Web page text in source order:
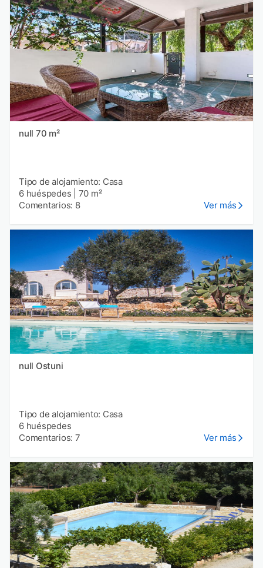
null 70 m²
Tipo de alojamiento: Casa
6 huéspedes
70 m²
Comentarios: 8
Ver más
null Ostuni
Tipo de alojamiento: Casa
6 huéspedes
Comentarios: 7
Ver más